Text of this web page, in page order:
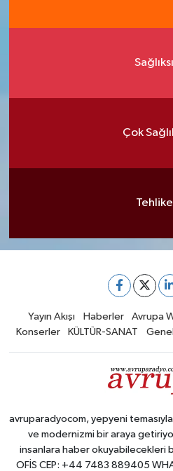
Çok
Yayın Akışı Haberler Avrupa
Konserler
KÜLTÜR-SANAT Genel
avruparadyocom, yepyeni
ve modernizmi bir araya
insanlara haber okuyabilecekleri
OFİS CEP: +44 7483 889405